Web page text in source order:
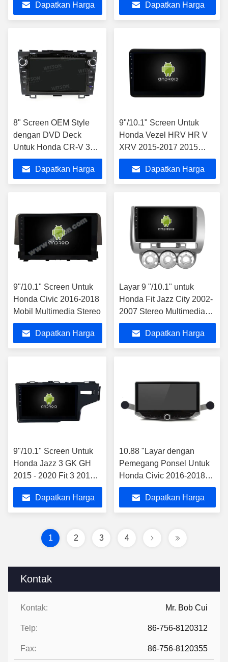
Kontak
Kontak: Mr. Bob Cui
Telp: 86-756-8120312
Fax: 86-756-8120355
Multimedia Player
Dapatkan Harga
2020 Multimedia Stereo
Dapatkan Harga
8" Screen OEM Style
dengan DVD Deck
Untuk Honda CR-V 3
RE CRV 2007-2011
Android Stereo Mobil
Dapatkan Harga
9"/10.1" Screen Untuk
Honda Vezel HRV HR V
XRV 2015-2017 2015
VEZEL Mobil Multimedia
Stereo
Dapatkan Harga
9"/10.1" Screen Untuk
Honda Civic 2016-2018
Mobil Multimedia Stereo
Dapatkan Harga
Layar 9 "/10.1" untuk
Honda Fit Jazz City 2002-
2007 Stereo Multimedia
Mobil
Dapatkan Harga
9"/10.1" Screen Untuk
Honda Jazz 3 GK GH
2015 - 2020 Fit 3 2013-
2020 Car Stereo GPS
CarPlay Player
Dapatkan Harga
10.88 "Layar dengan
Pemegang Ponsel Untuk
Honda Civic 2016-2018
Multimedia Stereo
Dapatkan Harga
1 2 3 4